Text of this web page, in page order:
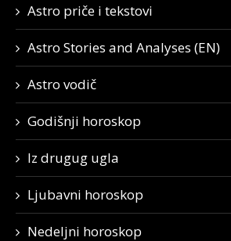
Astro priče i tekstovi
Astro Stories and Analyses (EN)
Astro vodič
Godišnji horoskop
Iz drugug ugla
Ljubavni horoskop
Nedeljni horoskop